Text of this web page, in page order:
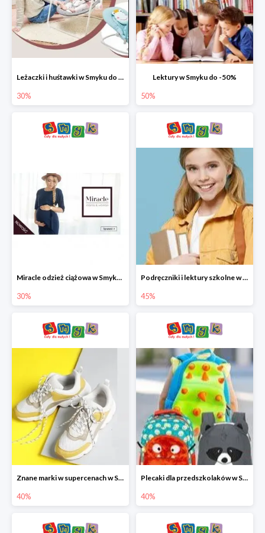
Leżaczki i huśtawki w Smyku do -30%
30%
Lektury w Smyku do -50%
50%
Miracle odzież ciążowa w Smyku co -30%
30%
Podręczniki i lektury szkolne w Smyku do -45%
45%
Znane marki w supercenach w Smyku - buty do -40%
40%
Plecaki dla przedszkolaków w Smyku do -40%
40%